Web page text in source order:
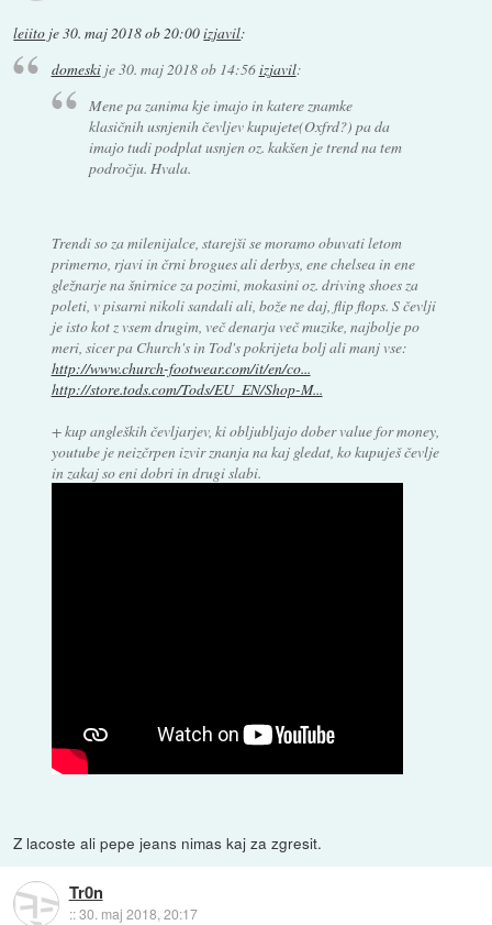
leiito je30. maj 2018 ob 20:00izjavil:
domeskije30. maj 2018 ob 14:56izjavil:
Mene pa zanima kje imajo in katere znamke
klasičnih usnjenih čevljev kupujete(Oxfrd?) pa da
imajo tudi podplat usnjen oz. kakšen je trend na tem
področju. Hvala.
Trendi so za milenijalce, starejši se moramo obuvati letom
primerno, rjavi in črni brogues ali derbys, ene chelsea in ene
gležnarje na šnirnice za pozimi, mokasini oz. driving shoes za
poleti, v pisarni nikoli sandali ali, bože ne daj, flip flops. S čevlji
je isto kot z vsem drugim, več denarja več muzike, najbolje po
meri, sicer pa Church's in Tod's pokrijeta bolj ali manj vse:
http://www.church-footwear.com/it/en/co...
http://store.tods.com/Tods/EU_EN/Shop-M...
+ kup angleških čevljarjev, ki obljubljajo dober value for money,
youtube je neizčrpen izvir znanja na kaj gledat, ko kupuješ čevlje
in zakaj so eni dobri in drugi slabi.
Z lacoste ali pepe jeans nimas kaj za zgresit.
Tr0n
::30. maj 2018, 20:17